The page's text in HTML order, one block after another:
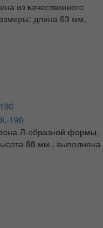
из качественного
длина 63 мм,
Л-образной формы,
88 мм., выполнена